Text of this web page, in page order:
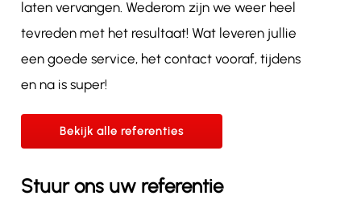
laten vervangen. Wederom zijn we weer heel
tevreden met het resultaat! Wat leveren jullie
een goede service, het contact vooraf, tijdens
en na is super!
Bekijk alle referenties
Stuur ons uw referentie